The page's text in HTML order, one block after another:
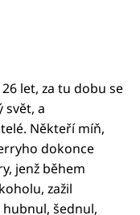
let, za tu dobu se
svět, a
Někteří míň,
dokonce
jenž během
zažil
šednul,